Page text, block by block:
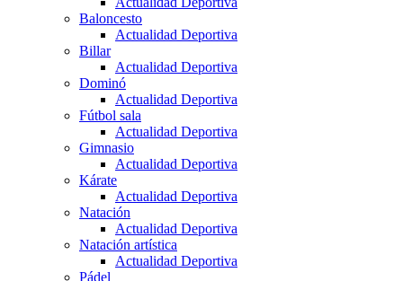
Baloncesto
Actualidad Deportiva
Billar
Actualidad Deportiva
Dominó
Actualidad Deportiva
Fútbol sala
Actualidad Deportiva
Gimnasio
Actualidad Deportiva
Kárate
Actualidad Deportiva
Natación
Actualidad Deportiva
Natación artística
Actualidad Deportiva
Pádel